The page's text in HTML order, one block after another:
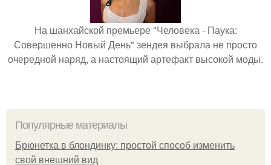
На шанхайской премьере "Человека - Паука:
Совершенно Новый День" зендея выбрала не просто
очередной наряд, а настоящий артефакт высокой моды.
Популярные материалы
Брюнетка в блондинку: простой способ изменить
свой внешний вид